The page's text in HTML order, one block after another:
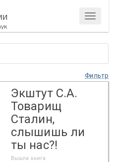
Меню
Фильтр
Экштут С.А.
Товарищ
Сталин,
слышишь ли
ты нас?!
Вышла книга